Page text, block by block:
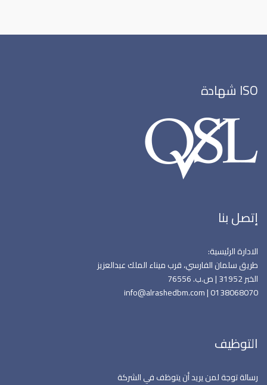
ISO شهادة
إتصل بنا
الادارة الرئيسية:
طريق سلمان الفارسي، قرب ميناء الملك عبدالعزيز
الخبر 31952 | ص.ب. 76556
0138068070 | info@alrashedbm.com
التوظيف
رسالة توجة لمن يريد أن يتوظف في الشركة